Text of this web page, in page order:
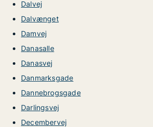
Dalvej
Dalvænget
Damvej
Danasalle
Danasvej
Danmarksgade
Dannebrogsgade
Darlingsvej
Decembervej